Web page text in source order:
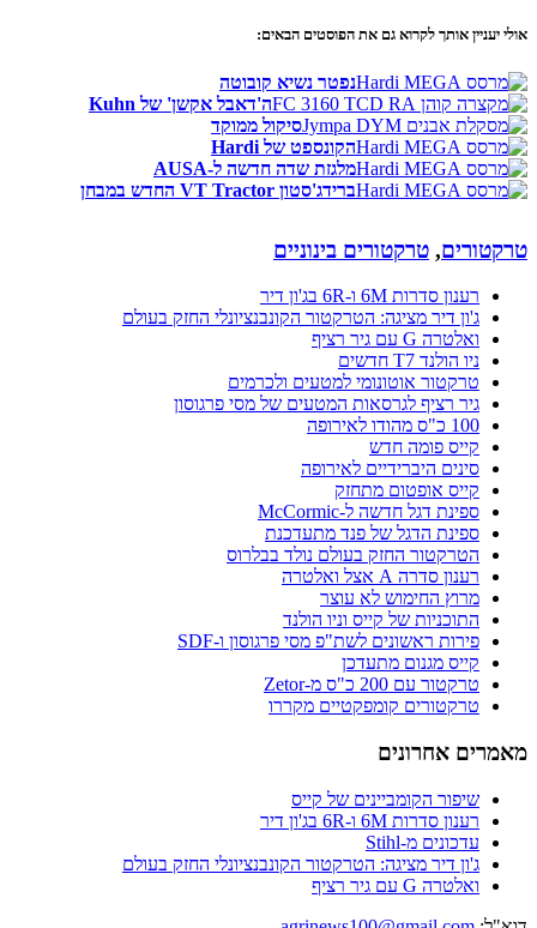
אולי יעניין אותך לקרוא גם את הפוסטים הבאים:
נפטר נשיא קובוטה
ה'דאבל אקשן' של Kuhn
סיקול ממוקד
הקונספט של Hardi
מלגזת שדה חדשה ל-AUSA
ברידג'סטון VT Tractor החדש במבחן
טרקטורים, טרקטורים בינוניים
רענון סדרות 6M ו-6R בג'ון דיר
ג'ון דיר מציגה: הטרקטור הקונבנציונלי החזק בעולם
ואלטרה G עם גיר רציף
ניו הולנד T7 חדשים
טרקטור אוטונומי למטעים ולכרמים
גיר רציף לגרסאות המטעים של מסי פרגוסון
100 כ"ס מהודו לאירופה
קייס פומה חדש
סינים היברידיים לאירופה
קייס אופטום מתחזק
ספינת דגל חדשה ל-McCormic
ספינת הדגל של פנד מתעדכנת
הטרקטור החזק בעולם נולד בבלרוס
רענון סדרה A אצל ואלטרה
מרוץ החימוש לא עוצר
התוכניות של קייס וניו הולנד
פירות ראשונים לשת"פ מסי פרגוסון ו-SDF
קייס מגנום מתעדכן
טרקטור עם 200 כ"ס מ-Zetor
טרקטורים קומפקטיים מקררו
מאמרים אחרונים
שיפור הקומביינים של קייס
רענון סדרות 6M ו-6R בג'ון דיר
עדכונים מ-Stihl
ג'ון דיר מציגה: הטרקטור הקונבנציונלי החזק בעולם
ואלטרה G עם גיר רציף